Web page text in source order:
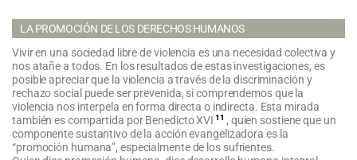
LA PROMOCIÓN DE LOS DERECHOS HUMANOS
Vivir en una sociedad libre de violencia es una necesidad colectiva y
nos atañe a todos. En los resultados de estas investigaciones, es
posible apreciar que la violencia a través de la discriminación y
rechazo social puede ser prevenida, si comprendemos que la
violencia nos interpela en forma directa o indirecta. Esta mirada
también es compartida por Benedicto XVI 11 , quien sostiene que un
componente sustantivo de la acción evangelizadora es la
“promoción humana”, especialmente de los sufrientes.